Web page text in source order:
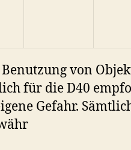
von
für die D40
Gefahr.